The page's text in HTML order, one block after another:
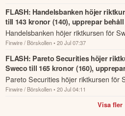
kontakta oss.
Öppna rapport (PDF)
som har rapporterats om idag den 20
FLASH: Handelsbanken höjer
till 143 kronor (140), upprepar behåll
Handelsbanken höjer riktkursen för
kronor (140), upprepar behåll - BN.
Finwire / Börskollen • 20 Jul 07:37
FLASH: Pareto Securities höjer
Sweco till 165 kronor (160),
Pareto Securities höjer riktkursen för
kronor (160), upprepar köp.
Finwire / Börskollen • 20 Jul 04:11
Visa fler